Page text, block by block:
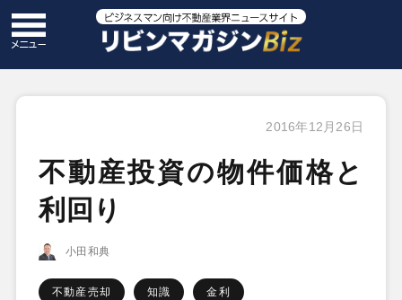
2016年12月26日
不動産投資の物件価格と
利回り
小田和典
不動産売却 知識 金利